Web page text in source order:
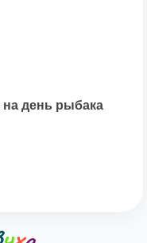
день рыбака